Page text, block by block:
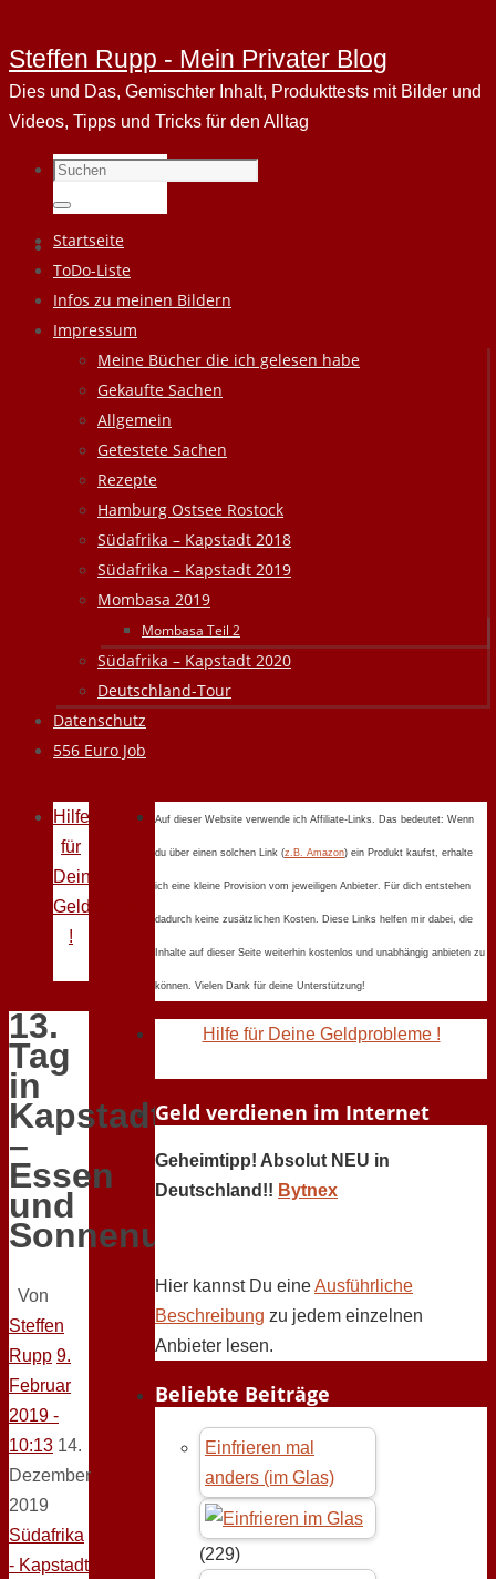
Steffen Rupp - Mein Privater Blog
Dies und Das, Gemischter Inhalt, Produkttests mit Bilder und
Videos, Tipps und Tricks für den Alltag
Suchen
nach:
Suchen
Zum
Inhalt
springen
Startseite
ToDo-Liste
Infos zu meinen Bildern
Impressum
Meine Bücher die ich gelesen habe
Gekaufte Sachen
Allgemein
Getestete Sachen
Rezepte
Hamburg Ostsee Rostock
Südafrika – Kapstadt 2018
Südafrika – Kapstadt 2019
Mombasa 2019
Mombasa Teil 2
Südafrika – Kapstadt 2020
Deutschland-Tour
Datenschutz
556 Euro Job
Hilfe
für
Deine
Geldprobleme
!
13.
Tag
in
Kapstadt
–
Essen
und
Sonnenuntergang
Von
Steffen
Rupp 9.
Februar
2019 -
10:13 14.
Dezember
2019
Südafrika
- Kapstadt
Auf dieser Website verwende ich Affiliate-Links. Das bedeutet: Wenn
du über einen solchen Link (z.B. Amazon) ein Produkt kaufst, erhalte
ich eine kleine Provision vom jeweiligen Anbieter. Für dich entstehen
dadurch keine zusätzlichen Kosten. Diese Links helfen mir dabei, die
Inhalte auf dieser Seite weiterhin kostenlos und unabhängig anbieten zu
können. Vielen Dank für deine Unterstützung!
Hilfe für Deine Geldprobleme !
Geld verdienen im Internet
Geheimtipp! Absolut NEU in
Deutschland!! Bytnex
Hier kannst Du eineAusführliche
Beschreibung zu jedem einzelnen
Anbieter lesen.
Beliebte Beiträge
Einfrieren mal
anders (im Glas)
(229)